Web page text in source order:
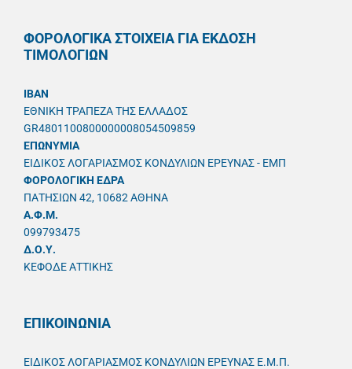
ΦΟΡΟΛΟΓΙΚΑ ΣΤΟΙΧΕΙΑ ΓΙΑ ΕΚΔΟΣΗ
ΤΙΜΟΛΟΓΙΩΝ
IBAN
ΕΘΝΙΚΗ ΤΡΑΠΕΖΑ ΤΗΣ ΕΛΛΑΔΟΣ
GR4801100800000008054509859
ΕΠΩΝΥΜΙΑ
ΕΙΔΙΚΟΣ ΛΟΓΑΡΙΑΣΜΟΣ ΚΟΝΔΥΛΙΩΝ ΕΡΕΥΝΑΣ - ΕΜΠ
ΦΟΡΟΛΟΓΙΚΗ ΕΔΡΑ
ΠΑΤΗΣΙΩΝ 42, 10682 ΑΘΗΝΑ
A.Φ.Μ.
099793475
Δ.Ο.Υ.
ΚΕΦΟΔΕ ΑΤΤΙΚΗΣ
ΕΠΙΚΟΙΝΩΝΙΑ
ΕΙΔΙΚΟΣ ΛΟΓΑΡΙΑΣΜΟΣ ΚΟΝΔΥΛΙΩΝ ΕΡΕΥΝΑΣ Ε.Μ.Π.